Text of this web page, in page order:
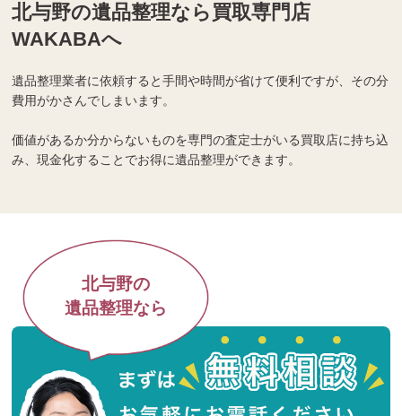
北与野の遺品整理なら買取専門店
WAKABAへ
遺品整理業者に依頼すると手間や時間が省けて便利ですが、その分
費用がかさんでしまいます。
価値があるか分からないものを専門の査定士がいる買取店に持ち込
み、現金化することでお得に遺品整理ができます。
北与野の
遺品整理なら